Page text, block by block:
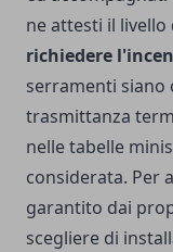
ne attesti il
richiedere
serramenti siano
trasmittanza
nelle tabelle
considerata. Per
garantito dai
scegliere di